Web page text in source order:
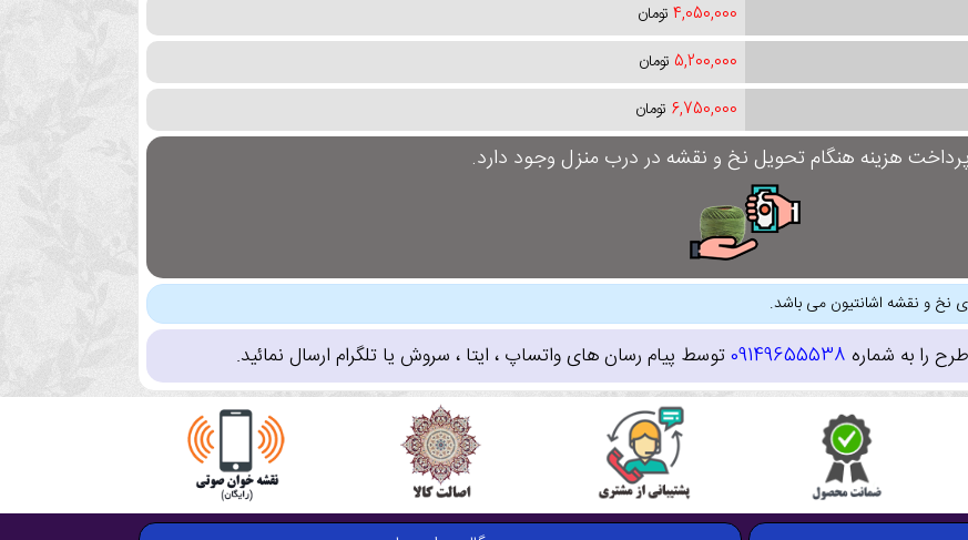
4,050,000 تومان
5,200,000 تومان
6,750,000 تومان
هزینه هنگام تحویل نخ و نقشه در درب منزل وجود دارد.
نخ و نقشه اشانتیون می باشد.
را به شماره 09149655538توسط پیام رسان های واتساپ ، ایتا ، سروش یا تلگرام ارسال نمائید.